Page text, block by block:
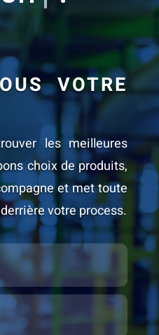
VOTRE
les meilleures
choix de produits,
et met toute
votre process.